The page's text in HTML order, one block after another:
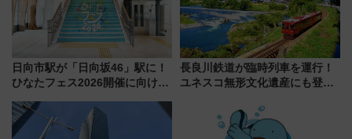
日向市駅が「日向坂46」駅に！
ひなたフェス2026開催に向けJR
全力応援 夜行列車「ドリーム
おひさま号」も走る
長良川鉄道が臨時列車を運行！
ユネスコ無形文化遺産にも登録
に 乗車には予約が必要